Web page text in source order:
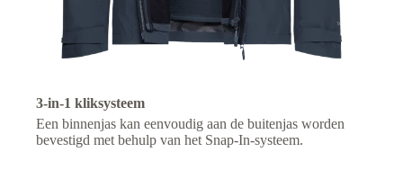
3-in-1 kliksysteem
Een binnenjas kan eenvoudig aan de buitenjas worden
bevestigd met behulp van het Snap-In-systeem.